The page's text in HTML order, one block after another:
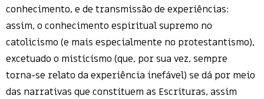
conhecimento, e de transmissão de experiências:
assim, o conhecimento espiritual supremo no
catolicismo (e mais especialmente no protestantismo),
excetuado o misticismo (que, por sua vez, sempre
torna-se relato da experiência inefável) se dá por meio
das narrativas que constituem as Escrituras, assim